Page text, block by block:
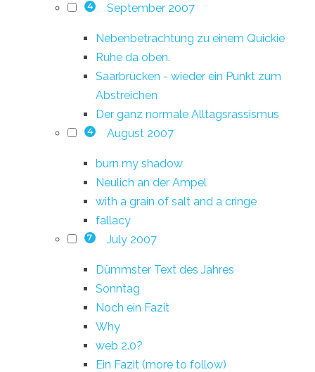
4 September 2007
Nebenbetrachtung zu einem Quickie
Ruhe da oben.
Saarbrücken - wieder ein Punkt zum
Abstreichen
Der ganz normale Alltagsrassismus
4 August 2007
burn my shadow
Neulich an der Ampel
with a grain of salt and a cringe
fallacy
7 July 2007
Dümmster Text des Jahres
Sonntag
Noch ein Fazit
Why
web 2.0?
Ein Fazit (more to follow)